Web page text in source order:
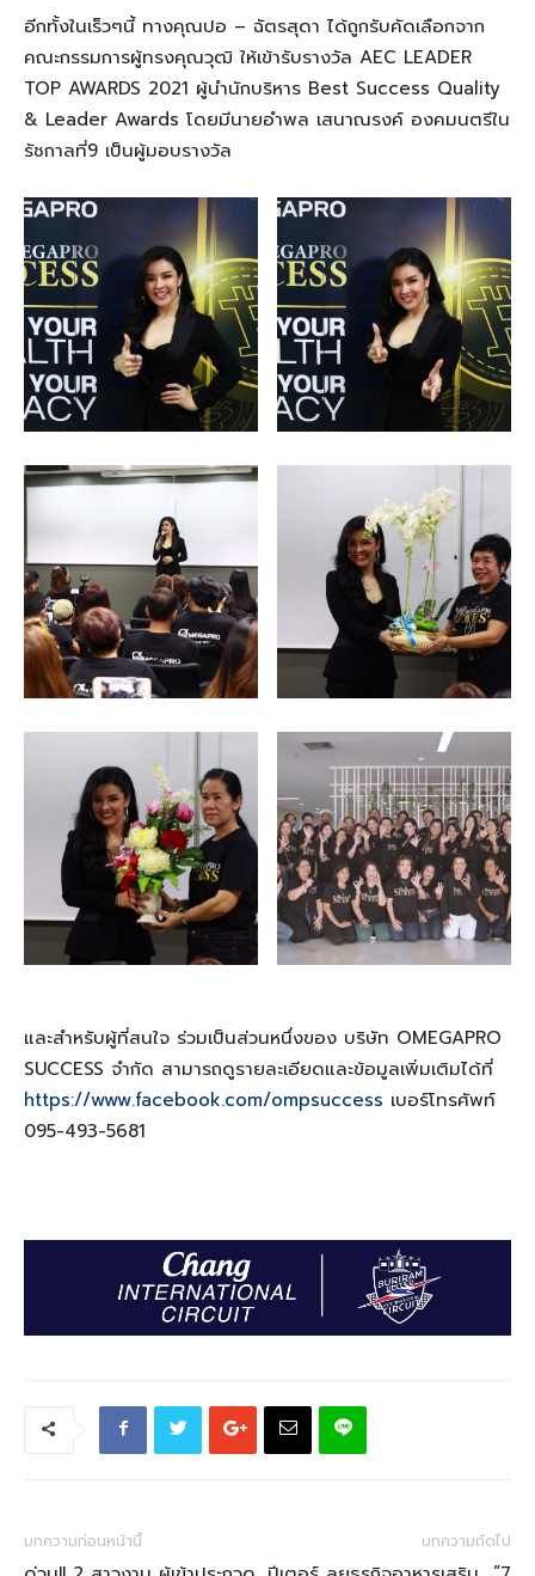
อีกทั้งในเร็วๆนี้ ทางคุณปอ – ฉัตรสุดา ได้ถูกรับคัดเลือกจาก
คณะกรรมการผู้ทรงคุณวุฒิ ให้เข้ารับรางวัล AEC LEADER
TOP AWARDS 2021 ผู้นำนักบริหาร Best Success Quality
& Leader Awards โดยมีนายอำพล เสนาณรงค์ องคมนตรีใน
รัชกาลที่9 เป็นผู้มอบรางวัล
และสำหรับผู้ที่สนใจ ร่วมเป็นส่วนหนึ่งของ บริษัท OMEGAPRO
SUCCESS จำกัด สามารถดูรายละเอียดและข้อมูลเพิ่มเติมได้ที่
https://www.facebook.com/ompsuccess เบอร์โทรศัพท์
095-493-5681
บทความก่อนหน้านี้ บทความถัดไป